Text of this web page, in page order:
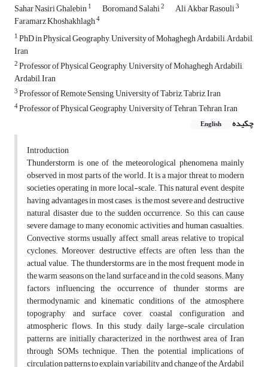
Sahar Nasiri Ghalebin1 Boromand Salahi2 Ali Akbar Rasouli3
Faramarz Khoshakhlagh4
1PhD in Physical Geography, University of Mohaghegh Ardabili, Ardabil,
Iran
2Professor of Physical Geography, University of Mohaghegh Ardabili,
Ardabil, Iran
3Professor of Remote Sensing, University of Tabriz, Tabriz, Iran
4Professor of Physical Geography, University of Tehran, Tehran, Iran
چکیده
English
Introduction
Thunderstorm is one of the meteorological phenomena mainly
observed in most parts of the world. It is a major threat to modern
societies operating in more local-scale. This natural event, despite
having advantages in most cases, is the most severe and destructive
natural disaster due to the sudden occurrence. So, this can cause
severe damage to many economic activities and human casualties.
Convective storms usually affect small areas relative to tropical
cyclones. Moreover, destructive effects are often less than the
actual value. The thunderstorms are in the most frequent mode in
the warm seasons on the land surface and in the cold seasons. Many
factors influencing the occurrence of thunder storms are
thermodynamic and kinematic conditions of the atmosphere,
topography, and surface cover, coastal configuration and
atmospheric flows. In this study, daily large-scale circulation
patterns are initially characterized in the northwest area of Iran
through SOMs technique. Then, the potential implications of